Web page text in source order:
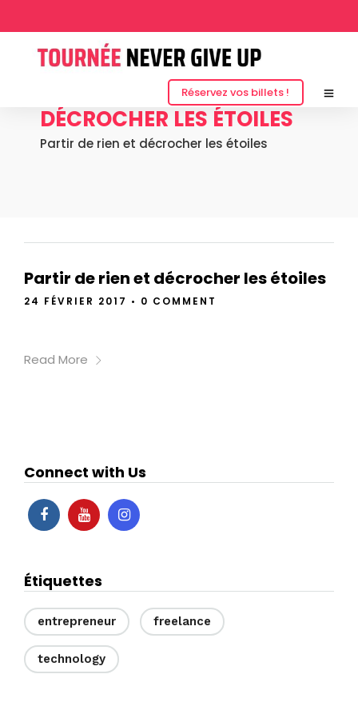
Réservez vos billets !
PARTIR DE RIEN ET
DÉCROCHER LES ÉTOILES
Partir de rien et décrocher les étoiles
Partir de rien et décrocher les étoiles
24 FÉVRIER 2017 • 0 COMMENT
Read More
Connect with Us
Étiquettes
entrepreneur freelance
technology